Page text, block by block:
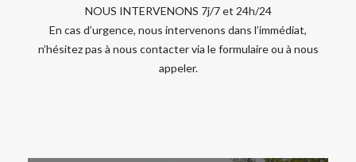
NOUS INTERVENONS 7j/7 et 24h/24
En cas d’urgence, nous intervenons dans l’immédiat,
n’hésitez pas à nous contacter via le formulaire ou à nous
appeler.